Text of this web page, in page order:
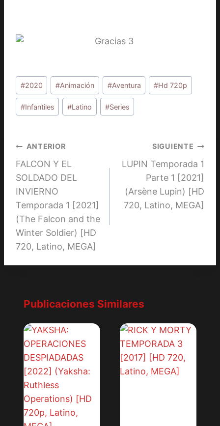
Etiquetas
de
la
#2020 #Animación #Aventura #Hd 720p
#Infantiles #Latino #Series
Navegación
de
entradas
ANTERIOR
FALCON Y EL
SOLDADO DEL
INVIERNO
Temporada 1 [2021]
(The Falcon and the
Winter Soldier) [HD
720, Latino, MEGA]
SIGUIENTE
LUPIN Temporada 1
Parte 1 [2021]
(Arsène Lupin) [HD
720, Latino, MEGA]
Publicaciones Similares